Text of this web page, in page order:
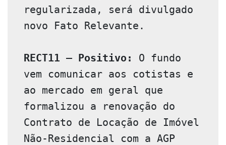
regularizada, será divulgado
novo Fato Relevante.
RECT11 – Positivo:
O fundo
vem comunicar aos cotistas e
ao mercado em geral que
formalizou a renovação do
Contrato de Locação de Imóvel
Não-Residencial com a AGP